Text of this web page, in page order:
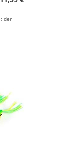
der